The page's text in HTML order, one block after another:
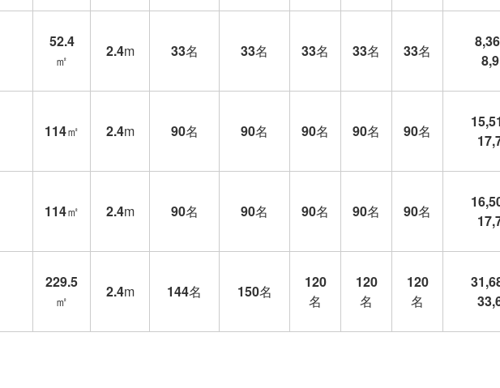
52.4
㎡
2.4m 33名 33名 33名 33名 33名
114㎡ 2.4m 90名 90名 90名 90名 90名
114㎡ 2.4m 90名 90名 90名 90名 90名
229.5
㎡
2.4m 144名 150名
120
名
120
名
120
名